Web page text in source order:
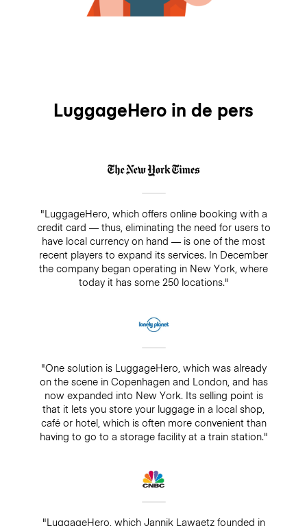
LuggageHero in de pers
"LuggageHero, which offers online booking with a
credit card — thus, eliminating the need for users to
have local currency on hand — is one of the most
recent players to expand its services. In December
the company began operating in New York, where
today it has some 250 locations."
"One solution is LuggageHero, which was already
on the scene in Copenhagen and London, and has
now expanded into New York. Its selling point is
that it lets you store your luggage in a local shop,
café or hotel, which is often more convenient than
having to go to a storage facility at a train station."
"LuggageHero, which Jannik Lawaetz founded in